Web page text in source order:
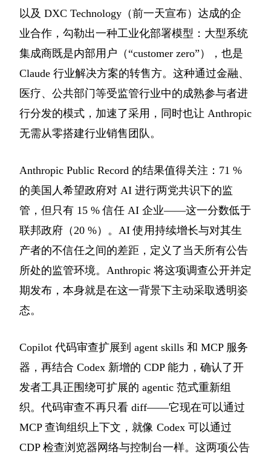
以及 DXC Technology（前一天宣布）达成的企
业合作，勾勒出一种工业化部署模型：大型系统
集成商既是内部用户（“customer zero”），也是
Claude 行业解决方案的转售方。这种通过金融、
医疗、公共部门等受监管行业中的成熟参与者进
行分发的模式，加速了采用，同时也让 Anthropic
无需从零搭建行业销售团队。
Anthropic Public Record 的结果值得关注：71 %
的美国人希望政府对 AI 进行两党共识下的监
管，但只有 15 % 信任 AI 企业——这一分数低于
联邦政府（20 %）。AI 使用持续增长与对其生
产者的不信任之间的差距，定义了当天所有公告
所处的监管环境。Anthropic 将这项调查公开并定
期发布，本身就是在这一背景下主动采取透明姿
态。
Copilot 代码审查扩展到 agent skills 和 MCP 服务
器，再结合 Codex 新增的 CDP 能力，确认了开
发者工具正围绕可扩展的 agentic 范式重新组
织。代码审查不再只看 diff——它现在可以通过
MCP 查询组织上下文，就像 Codex 可以通过
CDP 检查浏览器网络与控制台一样。这两项公告